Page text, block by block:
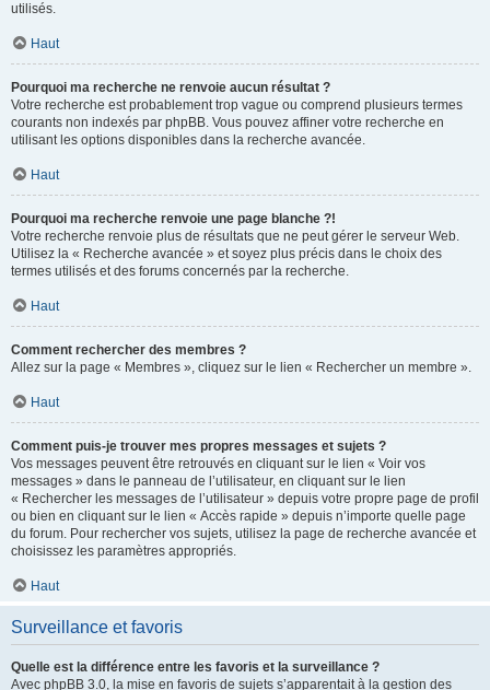
utilisés.
Haut
Pourquoi ma recherche ne renvoie aucun résultat ?
Votre recherche est probablement trop vague ou comprend plusieurs termes
courants non indexés par phpBB. Vous pouvez affiner votre recherche en
utilisant les options disponibles dans la recherche avancée.
Haut
Pourquoi ma recherche renvoie une page blanche ?!
Votre recherche renvoie plus de résultats que ne peut gérer le serveur Web.
Utilisez la « Recherche avancée » et soyez plus précis dans le choix des
termes utilisés et des forums concernés par la recherche.
Haut
Comment rechercher des membres ?
Allez sur la page « Membres », cliquez sur le lien « Rechercher un membre ».
Haut
Comment puis-je trouver mes propres messages et sujets ?
Vos messages peuvent être retrouvés en cliquant sur le lien « Voir vos
messages » dans le panneau de l’utilisateur, en cliquant sur le lien
« Rechercher les messages de l’utilisateur » depuis votre propre page de profil
ou bien en cliquant sur le lien « Accès rapide » depuis n’importe quelle page
du forum. Pour rechercher vos sujets, utilisez la page de recherche avancée et
choisissez les paramètres appropriés.
Haut
Surveillance et favoris
Quelle est la différence entre les favoris et la surveillance ?
Avec phpBB 3.0, la mise en favoris de sujets s’apparentait à la gestion des